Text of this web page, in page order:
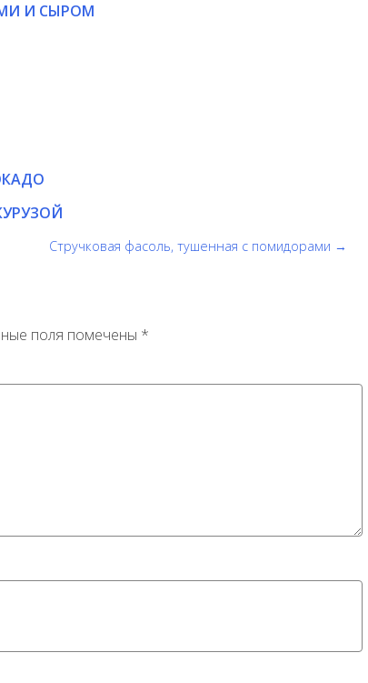
И СЫРОМ
Стручковая фасоль, тушенная с помидорами →
поля помечены *